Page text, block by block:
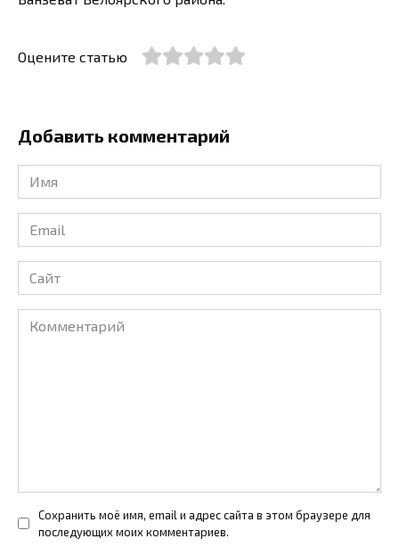
Оцените статью
Добавить комментарий
Имя
*
Email
*
Сайт
Комментарий
Сохранить моё имя, email и адрес сайта в этом браузере для
последующих моих комментариев.